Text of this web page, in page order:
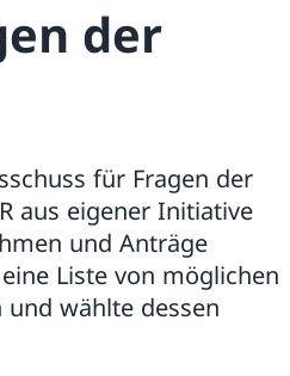
der
für Fragen der
aus eigener Initiative
und Anträge
Liste von möglichen
wählte dessen